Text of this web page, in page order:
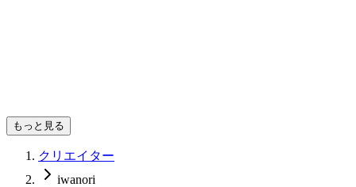
もっと見る
クリエイター
iwanori